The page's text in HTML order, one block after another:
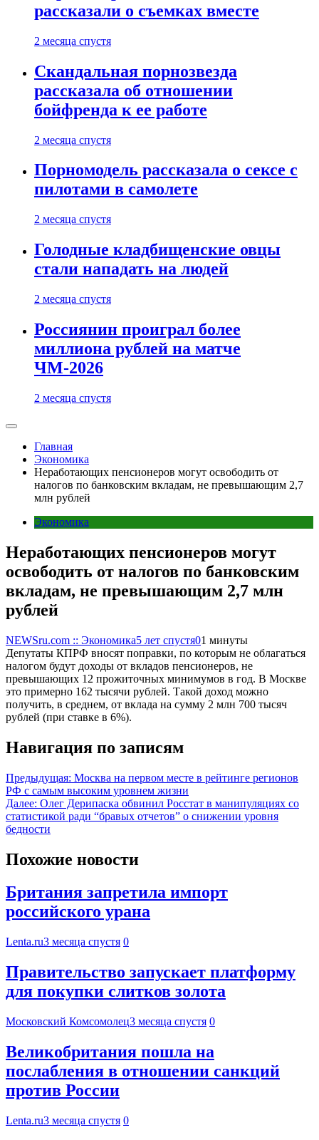
рассказали о съемках вместе
2 месяца спустя
Скандальная порнозвезда
рассказала об отношении
бойфренда к ее работе
2 месяца спустя
Порномодель рассказала о сексе с
пилотами в самолете
2 месяца спустя
Голодные кладбищенские овцы
стали нападать на людей
2 месяца спустя
Россиянин проиграл более
миллиона рублей на матче
ЧМ-2026
2 месяца спустя
Главная
Экономика
Неработающих пенсионеров могут освободить от
налогов по банковским вкладам, не превышающим 2,7
млн рублей
Экономика
Неработающих пенсионеров могут
освободить от налогов по банковским
вкладам, не превышающим 2,7 млн
рублей
NEWSru.com :: Экономика5 лет спустя01 минуты
Депутаты КПРФ вносят поправки, по которым не облагаться
налогом будут доходы от вкладов пенсионеров, не
превышающих 12 прожиточных минимумов в год. В Москве
это примерно 162 тысячи рублей. Такой доход можно
получить, в среднем, от вклада на сумму 2 млн 700 тысяч
рублей (при ставке в 6%).
Навигация по записям
Предыдущая: Москва на первом месте в рейтинге регионов
РФ с самым высоким уровнем жизни
Далее: Олег Дерипаска обвинил Росстат в манипуляциях со
статистикой ради “бравых отчетов” о снижении уровня
бедности
Похожие новости
Британия запретила импорт
российского урана
Lenta.ru3 месяца спустя 0
Правительство запускает платформу
для покупки слитков золота
Московский Комсомолец3 месяца спустя 0
Великобритания пошла на
послабления в отношении санкций
против России
Lenta.ru3 месяца спустя 0